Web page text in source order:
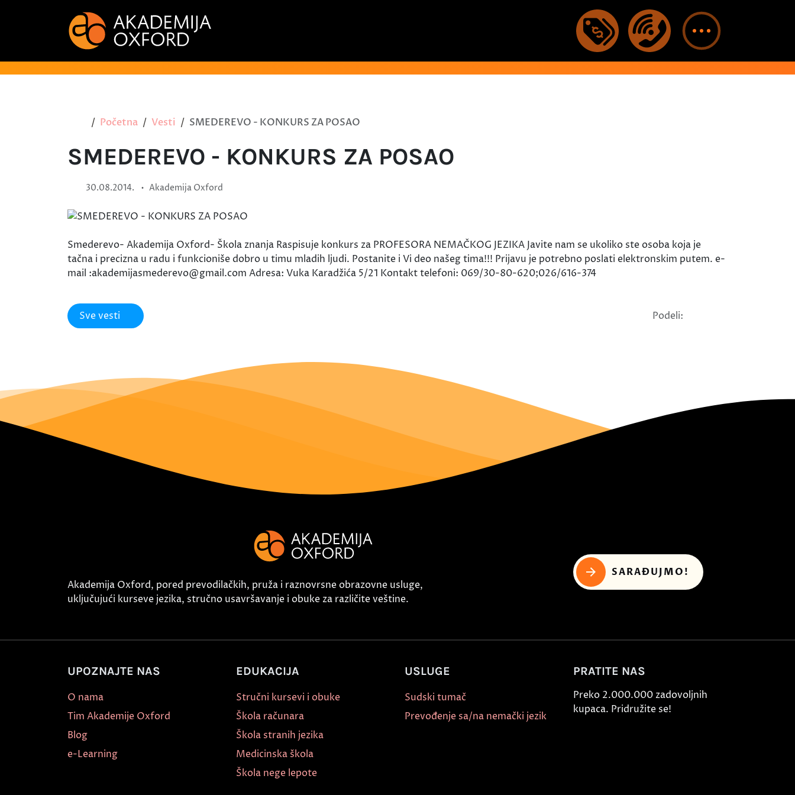
Početna Vesti SMEDEREVO - KONKURS ZA POSAO
SMEDEREVO - KONKURS ZA POSAO
30.08.2014. • Akademija Oxford
Smederevo- Akademija Oxford- Škola znanja Raspisuje konkurs za PROFESORA NEMAČKOG JEZIKA Javite nam se ukoliko ste osoba koja je
tačna i precizna u radu i funkcioniše dobro u timu mladih ljudi. Postanite i Vi deo našeg tima!!! Prijavu je potrebno poslati elektronskim putem. e-
mail :akademijasmederevo@gmail.com Adresa: Vuka Karadžića 5/21 Kontakt telefoni: 069/30-80-620;026/616-374
Sve vesti Podeli:
Akademija Oxford, pored prevodilačkih, pruža i raznovrsne obrazovne usluge,
uključujući kurseve jezika, stručno usavršavanje i obuke za različite veštine.
SARAĐUJMO!
UPOZNAJTE NAS
O nama
Tim Akademije Oxford
Blog
e-Learning
EDUKACIJA
Stručni kursevi i obuke
Škola računara
Škola stranih jezika
Medicinska škola
Škola nege lepote
USLUGE
Sudski tumač
Prevođenje sa/na nemački jezik
PRATITE NAS
Preko 2.000.000 zadovoljnih
kupaca. Pridružite se!